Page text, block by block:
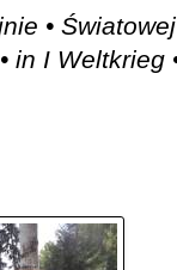
•
in I Weltkrieg